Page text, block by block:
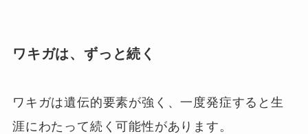
ワキガは、ずっと続く
ワキガは遺伝的要素が強く、一度発症すると生
涯にわたって続く可能性があります。